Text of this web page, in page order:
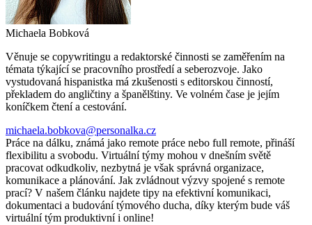
Michaela Bobková
Věnuje se copywritingu a redaktorské činnosti se zaměřením na
témata týkající se pracovního prostředí a seberozvoje. Jako
vystudovaná hispanistka má zkušenosti s editorskou činností,
překladem do angličtiny a španělštiny. Ve volném čase je jejím
koníčkem čtení a cestování.
michaela.bobkova@personalka.cz
Práce na dálku, známá jako remote práce nebo full remote, přináší
flexibilitu a svobodu. Virtuální týmy mohou v dnešním světě
pracovat odkudkoliv, nezbytná je však správná organizace,
komunikace a plánování. Jak zvládnout výzvy spojené s remote
prací? V našem článku najdete tipy na efektivní komunikaci,
dokumentaci a budování týmového ducha, díky kterým bude váš
virtuální tým produktivní i online!